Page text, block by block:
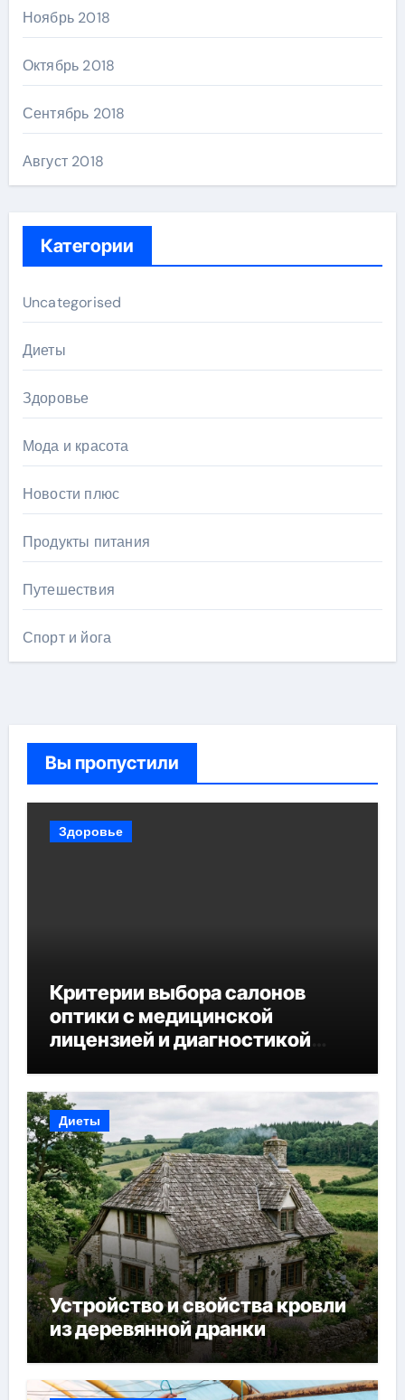
Ноябрь 2018
Октябрь 2018
Сентябрь 2018
Август 2018
Категории
Uncategorised
Диеты
Здоровье
Мода и красота
Новости плюс
Продукты питания
Путешествия
Спорт и йога
Вы пропустили
Здоровье
Критерии выбора салонов
оптики с медицинской
лицензией и диагностикой
Диеты
Устройство и свойства кровли
из деревянной дранки